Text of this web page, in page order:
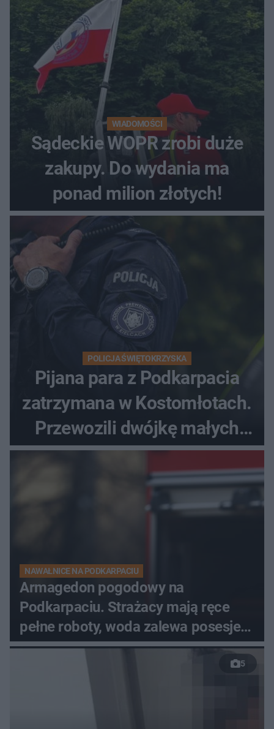
WIADOMOŚCI
Sądeckie WOPR zrobi duże
zakupy. Do wydania ma
ponad milion złotych!
POLICJA ŚWIĘTOKRZYSKA
Pijana para z Podkarpacia
zatrzymana w Kostomłotach.
Przewozili dwójkę małych
dzieci
NAWAŁNICE NA PODKARPACIU
Armagedon pogodowy na
Podkarpaciu. Strażacy mają ręce
pełne roboty, woda zalewa posesje i
budynki
5